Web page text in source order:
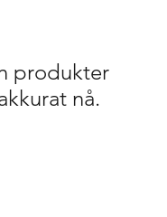
produkter
nå.